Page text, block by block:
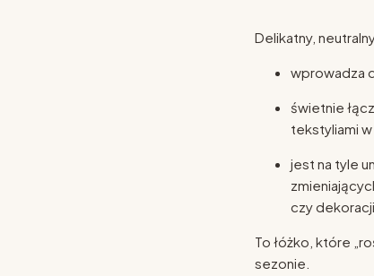
Delikatny,
wprowadza
świetnie
tekstyliami
jest na tyle
czy
To łóżko, które
sezonie.